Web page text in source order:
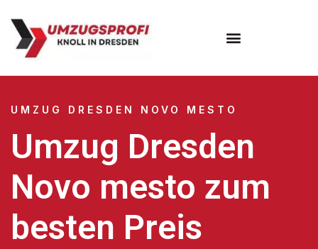
UMZUG DRESDEN NOVO MESTO
Umzug Dresden
Novo mesto zum
besten Preis